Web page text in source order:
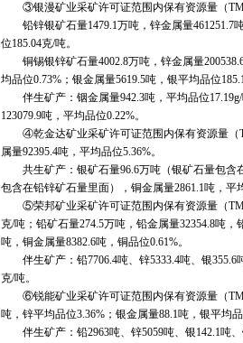
③银漫矿业采矿许可证范围内保有资源量（
铅锌银矿石量1479.1万吨，锌金属量461251.7吨
位185.04克/吨。
铜锡银锌矿石量4002.8万吨，锌金属量200538.6
均品位0.73%；银金属量5619.5吨，银平均品位
伴生矿产：铟金属量942.3吨，平均品位17.19g/
123079.9吨，平均品位0.22%。
④乾金达矿业采矿许可证范围内保有资源量（
属量92395.4吨，平均品位5.36%。
共生矿产：银矿石量96.6万吨（银矿石量包含
包含在铅锌矿石量里面），铜金属量2861.1吨，平
⑤荣邦矿业采矿许可证范围内保有资源量（
克/吨；铅矿石量274.5万吨，铅金属量32354.8吨
吨，铜金属量8382.6吨，铜品位0.61%。
伴生矿产：铅7706.4吨、锌5333.4吨、银355.6
克/吨。
⑥锐能矿业采矿许可证范围内保有资源量（
吨，锌平均品位3.36%；银金属量88.1吨，银平均
伴生矿产：铅2963吨、锌5059吨、银142.1吨、